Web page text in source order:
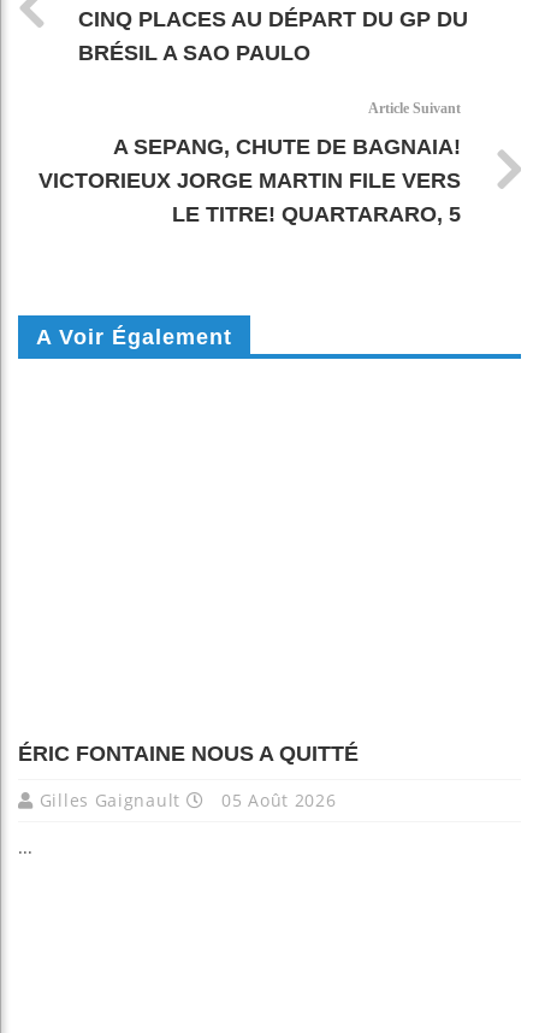
CINQ PLACES AU DÉPART DU GP DU
BRÉSIL A SAO PAULO
Article Suivant
A SEPANG, CHUTE DE BAGNAIA!
VICTORIEUX JORGE MARTIN FILE VERS
LE TITRE! QUARTARARO, 5
A Voir Également
ÉRIC FONTAINE NOUS A QUITTÉ
Gilles Gaignault 05 Août 2026
...